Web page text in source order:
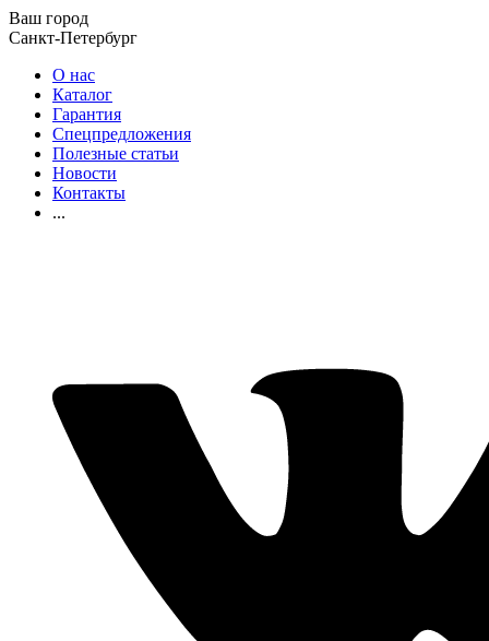
Ваш город
Санкт-Петербург
О нас
Каталог
Гарантия
Спецпредложения
Полезные статьи
Новости
Контакты
...